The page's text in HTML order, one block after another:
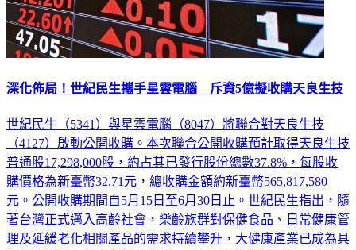
深化佈局！世紀民生攜手星雲電腦 斥資5億擬收購天良生技
世紀民生（5341）與星雲電腦（8047）將聯合對天良生技
（4127）啟動公開收購。本次聯合公開收購預計取得天良生技
普通股17,298,000股，約占其已發行股份總數37.8%，每股收
購價格為新臺幣32.71元，總收購金額約新臺幣565,817,580
元。公開收購期間自5月15日至6月30日止。世紀民生指出，隨
著台灣正式邁入高齡社會，樂齡族群對保健食品、日常健康管
理及延緩老化相關產品的需求持續攀升，大健康產業已成為具